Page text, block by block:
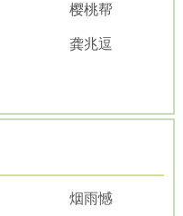
樱桃帮
龚兆逗
烟雨憾